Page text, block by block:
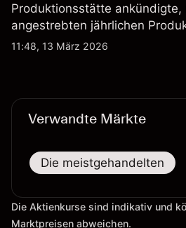
Produktionsstätte ankündigte,
angestrebten jährlichen
etwa 2,4 Mrd. AUD bis Ende
11:48, 13 März 2026
Verwandte Märkte
Die meistgehandelten
Die Aktienkurse sind indikativ und
Marktpreisen abweichen.